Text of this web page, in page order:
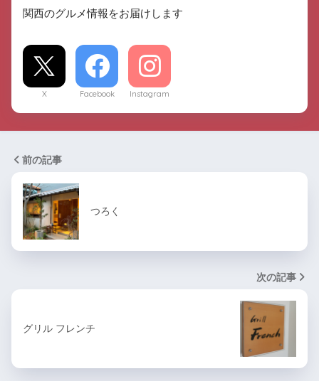
関西のグルメ情報をお届けします
X Facebook Instagram
前の記事
つろく
次の記事
グリル フレンチ